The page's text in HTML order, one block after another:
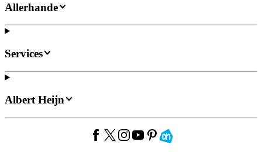
Allerhande
Services
Albert Heijn